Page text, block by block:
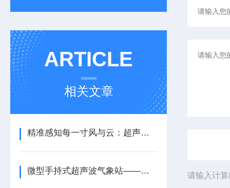
ARTICLE
相关文章
精准感知每一寸风与云：超声波一体式气象站的创新与应用
微型手持式超声波气象站——一款很能打的应急救援手持式气象站2026+派+送 请输入计